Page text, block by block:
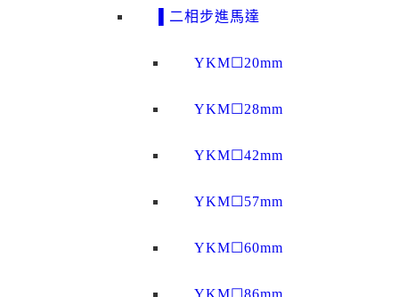
▌二相步進馬達
YKM☐20mm
YKM☐28mm
YKM☐42mm
YKM☐57mm
YKM☐60mm